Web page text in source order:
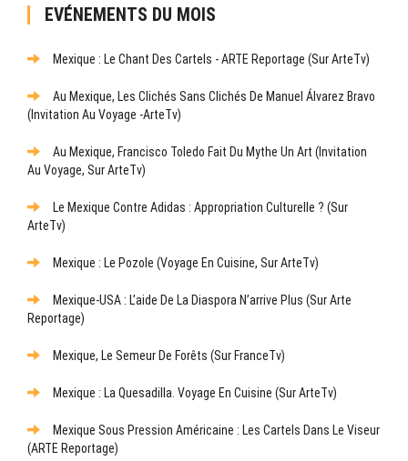
EVÉNEMENTS DU MOIS
Mexique : Le Chant Des Cartels - ARTE Reportage (sur ArteTv)
Au Mexique, Les Clichés Sans Clichés De Manuel Álvarez Bravo
(Invitation Au Voyage -ArteTv)
Au Mexique, Francisco Toledo Fait Du Mythe Un Art (Invitation
Au Voyage, Sur ArteTv)
Le Mexique Contre Adidas : Appropriation Culturelle ? (sur
ArteTv)
Mexique : Le Pozole (Voyage En Cuisine, Sur ArteTv)
Mexique-USA : L’aide De La Diaspora N’arrive Plus (sur Arte
Reportage)
Mexique, Le Semeur De Forêts (sur FranceTv)
Mexique : La Quesadilla. Voyage En Cuisine (sur ArteTv)
Mexique Sous Pression Américaine : Les Cartels Dans Le Viseur
(ARTE Reportage)